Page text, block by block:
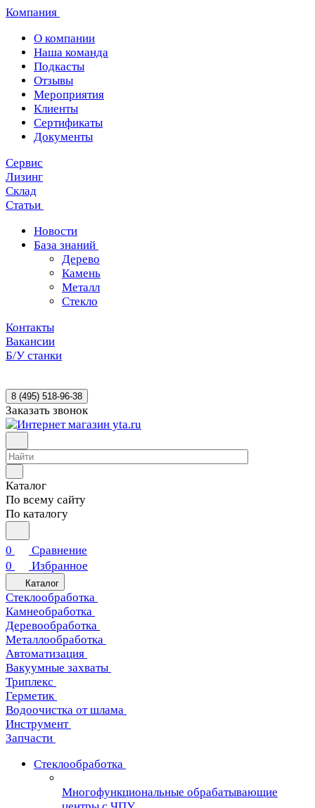
Компания
О компании
Наша команда
Подкасты
Отзывы
Мероприятия
Клиенты
Сертификаты
Документы
Сервис
Лизинг
Склад
Статьи
Новости
База знаний
Дерево
Камень
Металл
Стекло
Контакты
Вакансии
Б/У станки
8 (495) 518-96-38
Заказать звонок
Каталог
По всему сайту
По каталогу
0
Сравнение
0
Избранное
Каталог
Стеклообработка
Камнеобработка
Деревообработка
Металлообработка
Автоматизация
Вакуумные захваты
Триплекс
Герметик
Водоочистка от шлама
Инструмент
Запчасти
Стеклообработка
Многофункциональные обрабатывающие